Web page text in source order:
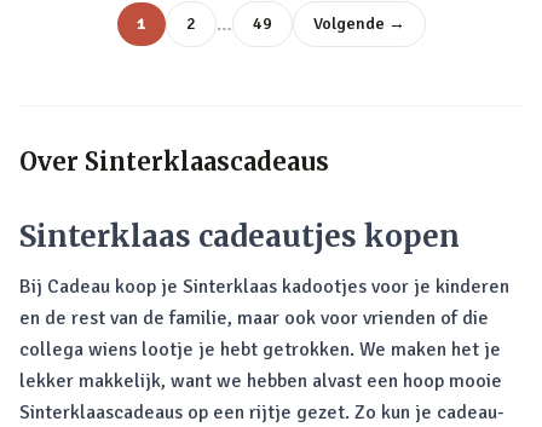
1 2 … 49 Volgende →
Over Sinterklaascadeaus
Sinterklaas cadeautjes kopen
Bij Cadeau koop je Sinterklaas kadootjes voor je kinderen
en de rest van de familie, maar ook voor vrienden of die
collega wiens lootje je hebt getrokken. We maken het je
lekker makkelijk, want we hebben alvast een hoop mooie
Sinterklaascadeaus op een rijtje gezet. Zo kun je cadeau-